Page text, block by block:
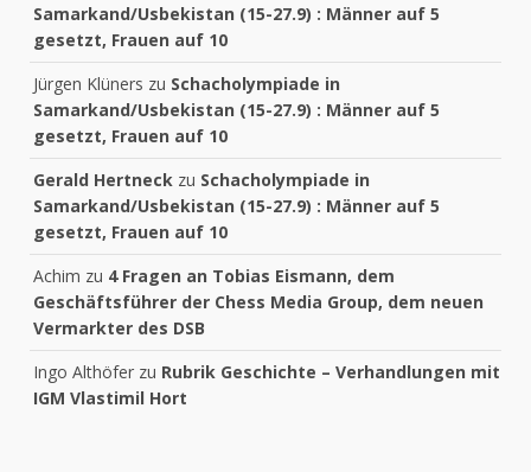
Samarkand/Usbekistan (15-27.9) : Männer auf 5
gesetzt, Frauen auf 10
Jürgen Klüners zu Schacholympiade in
Samarkand/Usbekistan (15-27.9) : Männer auf 5
gesetzt, Frauen auf 10
Gerald Hertneck zu Schacholympiade in
Samarkand/Usbekistan (15-27.9) : Männer auf 5
gesetzt, Frauen auf 10
Achim zu 4 Fragen an Tobias Eismann, dem
Geschäftsführer der Chess Media Group, dem neuen
Vermarkter des DSB
Ingo Althöfer zu Rubrik Geschichte – Verhandlungen mit
IGM Vlastimil Hort